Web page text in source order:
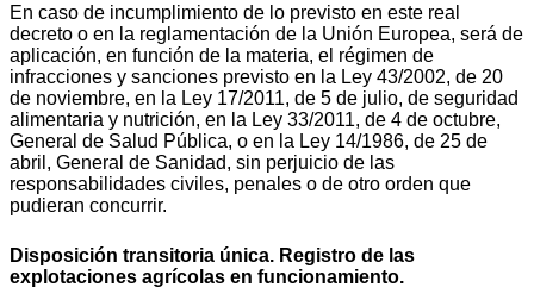
En caso de incumplimiento de lo previsto en este real
decreto o en la reglamentación de la Unión Europea, será de
aplicación, en función de la materia, el régimen de
infracciones y sanciones previsto en la Ley 43/2002, de 20
de noviembre, en la Ley 17/2011, de 5 de julio, de seguridad
alimentaria y nutrición, en la Ley 33/2011, de 4 de octubre,
General de Salud Pública, o en la Ley 14/1986, de 25 de
abril, General de Sanidad, sin perjuicio de las
responsabilidades civiles, penales o de otro orden que
pudieran concurrir.
Disposición transitoria única. Registro de las
explotaciones agrícolas en funcionamiento.